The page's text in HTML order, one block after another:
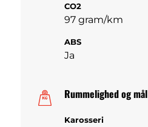
CO2
97 gram/km
ABS
Ja
Rummelighed og mål
Karosseri